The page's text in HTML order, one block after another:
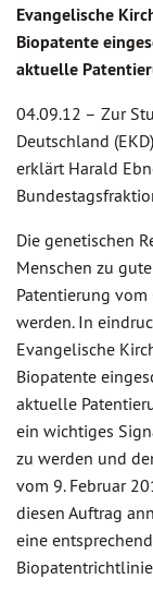
Evangelische
Biopatente
aktuelle
04.09.12 – Zur
Deutschland
erklärt Harald
Die genetischen
Menschen zu
Patentierung vom
werden. In
Evangelische
Biopatente
aktuelle
ein wichtiges
zu werden und
vom 9. Februar
diesen Auftrag
eine